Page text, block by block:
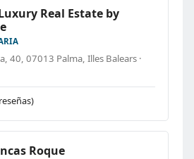
Real Estate by
40, 07013 Palma, Illes Balears ·
Roque